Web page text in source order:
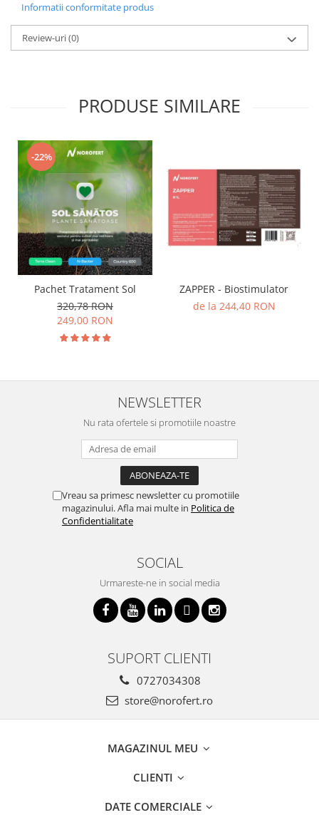
Informatii conformitate produs
Review-uri(0)
PRODUSE SIMILARE
-22%
Pachet Tratament Sol
320,78 RON
249,00 RON
ZAPPER - Biostimulator
de la 244,40 RON
NEWSLETTER
Nu rata ofertele si promotiile noastre
Vreau sa primesc newsletter cu promotiile
magazinului. Afla mai multe in Politica de
Confidentialitate
SOCIAL
Urmareste-ne in social media
SUPORT CLIENTI
0727034308
store@norofert.ro
MAGAZINUL MEU
CLIENTI
DATE COMERCIALE